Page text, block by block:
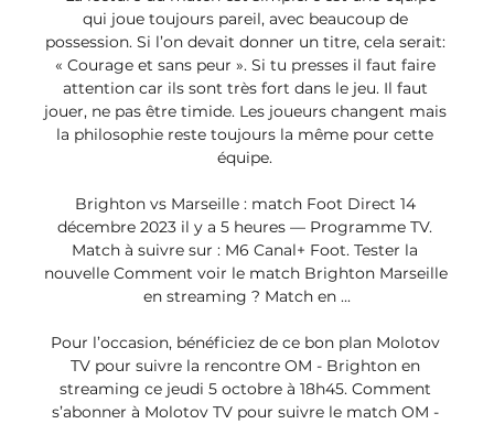
qui joue toujours pareil, avec beaucoup de
possession. Si l’on devait donner un titre, cela serait:
« Courage et sans peur ». Si tu presses il faut faire
attention car ils sont très fort dans le jeu. Il faut
jouer, ne pas être timide. Les joueurs changent mais
la philosophie reste toujours la même pour cette
équipe.
Brighton vs Marseille : match Foot Direct 14
décembre 2023 il y a 5 heures — Programme TV.
Match à suivre sur : M6 Canal+ Foot. Tester la
nouvelle Comment voir le match Brighton Marseille
en streaming ? Match en ...
Pour l’occasion, bénéficiez de ce bon plan Molotov
TV pour suivre la rencontre OM - Brighton en
streaming ce jeudi 5 octobre à 18h45. Comment
s’abonner à Molotov TV pour suivre le match OM -